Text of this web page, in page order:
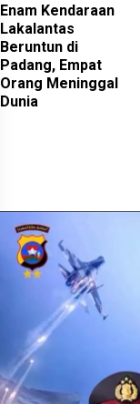
Enam Kendaraan
Lakalantas
Beruntun di
Padang, Empat
Orang Meninggal
Dunia